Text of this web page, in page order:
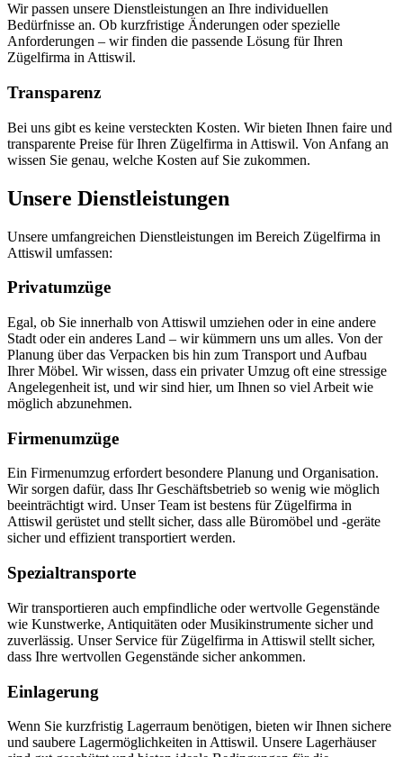
Wir passen unsere Dienstleistungen an Ihre individuellen
Bedürfnisse an. Ob kurzfristige Änderungen oder spezielle
Anforderungen – wir finden die passende Lösung für Ihren
Zügelfirma in Attiswil.
Transparenz
Bei uns gibt es keine versteckten Kosten. Wir bieten Ihnen faire und
transparente Preise für Ihren Zügelfirma in Attiswil. Von Anfang an
wissen Sie genau, welche Kosten auf Sie zukommen.
Unsere Dienstleistungen
Unsere umfangreichen Dienstleistungen im Bereich Zügelfirma in
Attiswil umfassen:
Privatumzüge
Egal, ob Sie innerhalb von Attiswil umziehen oder in eine andere
Stadt oder ein anderes Land – wir kümmern uns um alles. Von der
Planung über das Verpacken bis hin zum Transport und Aufbau
Ihrer Möbel. Wir wissen, dass ein privater Umzug oft eine stressige
Angelegenheit ist, und wir sind hier, um Ihnen so viel Arbeit wie
möglich abzunehmen.
Firmenumzüge
Ein Firmenumzug erfordert besondere Planung und Organisation.
Wir sorgen dafür, dass Ihr Geschäftsbetrieb so wenig wie möglich
beeinträchtigt wird. Unser Team ist bestens für Zügelfirma in
Attiswil gerüstet und stellt sicher, dass alle Büromöbel und -geräte
sicher und effizient transportiert werden.
Spezialtransporte
Wir transportieren auch empfindliche oder wertvolle Gegenstände
wie Kunstwerke, Antiquitäten oder Musikinstrumente sicher und
zuverlässig. Unser Service für Zügelfirma in Attiswil stellt sicher,
dass Ihre wertvollen Gegenstände sicher ankommen.
Einlagerung
Wenn Sie kurzfristig Lagerraum benötigen, bieten wir Ihnen sichere
und saubere Lagermöglichkeiten in Attiswil. Unsere Lagerhäuser